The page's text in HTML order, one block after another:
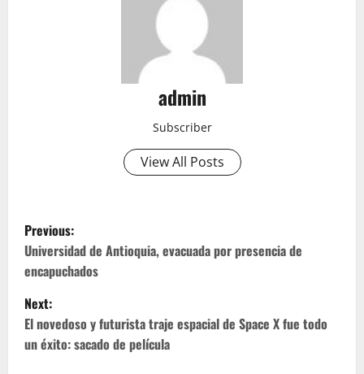
admin
Subscriber
View All Posts
P
o
s
t
n
Previous:
Universidad de Antioquia, evacuada por presencia de
encapuchados
Next:
El novedoso y futurista traje espacial de Space X fue todo
un éxito: sacado de película